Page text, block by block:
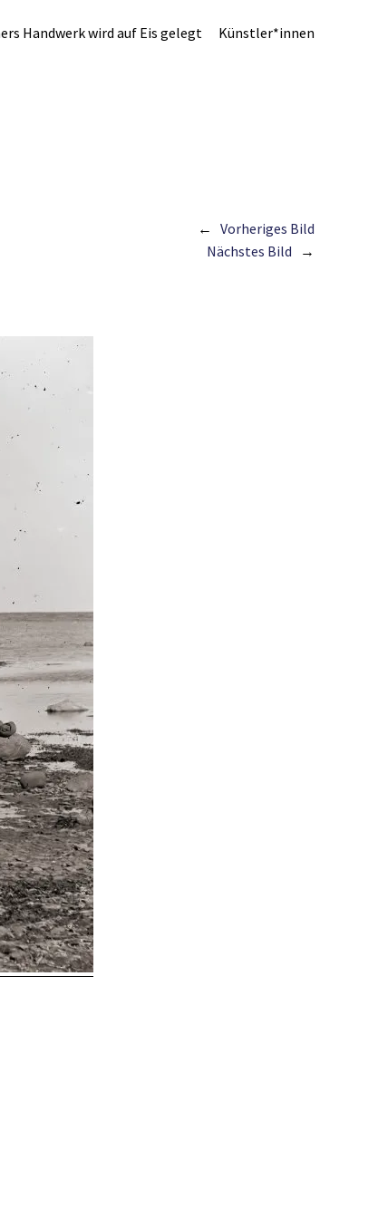
Handwerk wird auf Eis gelegt Künstler*innen
Nächstes Bild
Vorheriges Bild